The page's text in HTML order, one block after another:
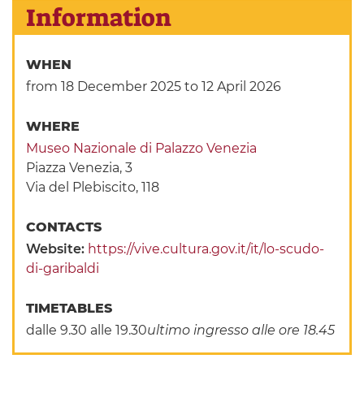
Information
WHEN
from 18 December 2025 to 12 April 2026
WHERE
Museo Nazionale di Palazzo Venezia
Piazza Venezia, 3
Via del Plebiscito, 118
CONTACTS
Website: https://vive.cultura.gov.it/it/lo-scudo-
di-garibaldi
TIMETABLES
dalle 9.30 alle 19.30ultimo ingresso alle ore 18.45